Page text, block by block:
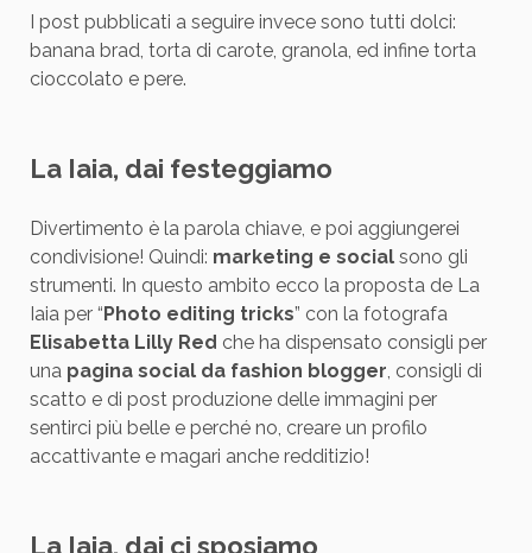
I post pubblicati a seguire invece sono tutti dolci:
banana brad, torta di carote, granola, ed infine torta
cioccolato e pere.
La Iaia, dai festeggiamo
Divertimento è la parola chiave, e poi aggiungerei
condivisione! Quindi: marketing e socialsono gli
strumenti. In questo ambito ecco la proposta de La
Iaia per “Photo editing tricks” con la fotografa
Elisabetta Lilly Red che ha dispensato consigli per
una pagina social da fashion blogger, consigli di
scatto e di post produzione delle immagini per
sentirci più belle e perché no, creare un profilo
accattivante e magari anche redditizio!
La Iaia, dai ci sposiamo